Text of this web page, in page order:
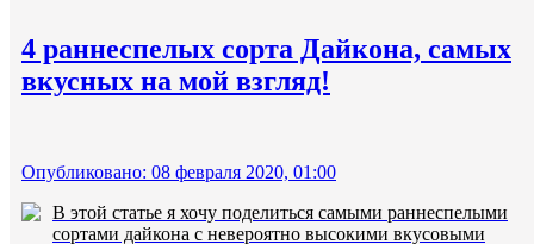
4 раннеспелых сорта Дайкона, самых
вкусных на мой взгляд!
Опубликовано: 08 февраля 2020, 01:00
В этой статье я хочу поделиться самыми раннеспелыми
сортами дайкона с невероятно высокими вкусовыми